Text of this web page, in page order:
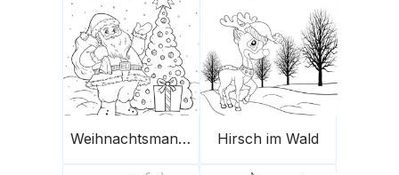
Weihnachtsmann und Weihnachtsbaum Hirsch im Wald